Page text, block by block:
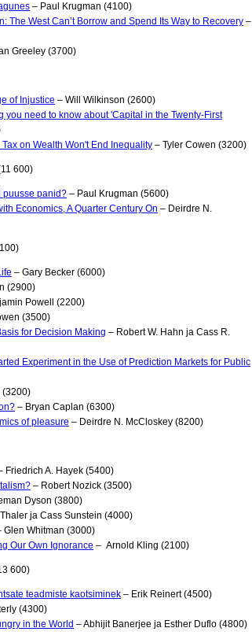
– Paul Krugman (4100)
The West Can’t Borrow and Spend Its Way to Recovery –
Greeley (3700)
of Injustice – Will Wilkinson (2600)
you need to know about 'Capital in the Twenty-First
on Wealth Won't End Inequality – Tyler Cowen (3200)
600)
puusse panid? – Paul Krugman (5600)
Economics, A Quarter Century On – Deirdre N.
– Gary Becker (6000)
(2900)
Powell (2200)
(3500)
for Decision Making – Robert W. Hahn ja Cass R.
Experiment in the Use of Prediction Markets for Public
(3200)
– Bryan Caplan (6300)
of pleasure – Deirdre N. McCloskey (8200)
Friedrich A. Hayek (5400)
– Robert Nozick (3500)
Dyson (3800)
ja Cass Sunstein (4000)
Glen Whitman (3000)
Our Own Ignorance – Arnold Kling (2100)
600)
teadmiste kaotsiminek – Erik Reinert (4500)
(4300)
in the World – Abhijit Banerjee ja Esther Duflo (4800)